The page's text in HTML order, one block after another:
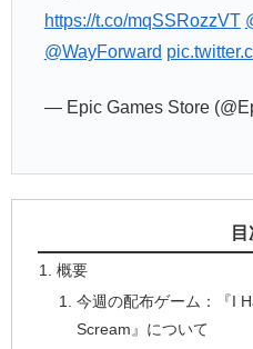
https://t.co/mqSSRozzVT
@WayForward
— Epic Games Store
概要
今週の配布ゲーム：『I
Scream』について